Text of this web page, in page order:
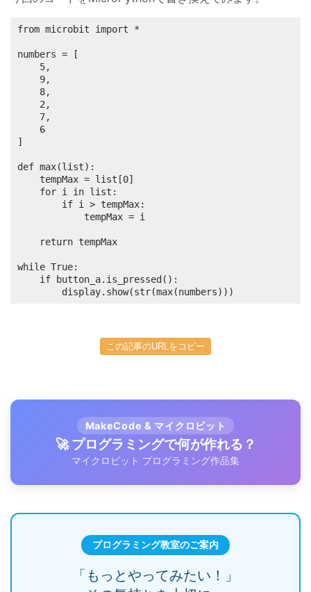
from microbit import *
numbers = [
]
def max(list):
while True:
		display.show(str(max(numbers)))
この記事のURLをコピー
MakeCode & マイクロビット
🚀 プログラミングで何が作れる？
マイクロビット プログラミング作品集
プログラミング教室のご案内
「もっとやってみたい！」